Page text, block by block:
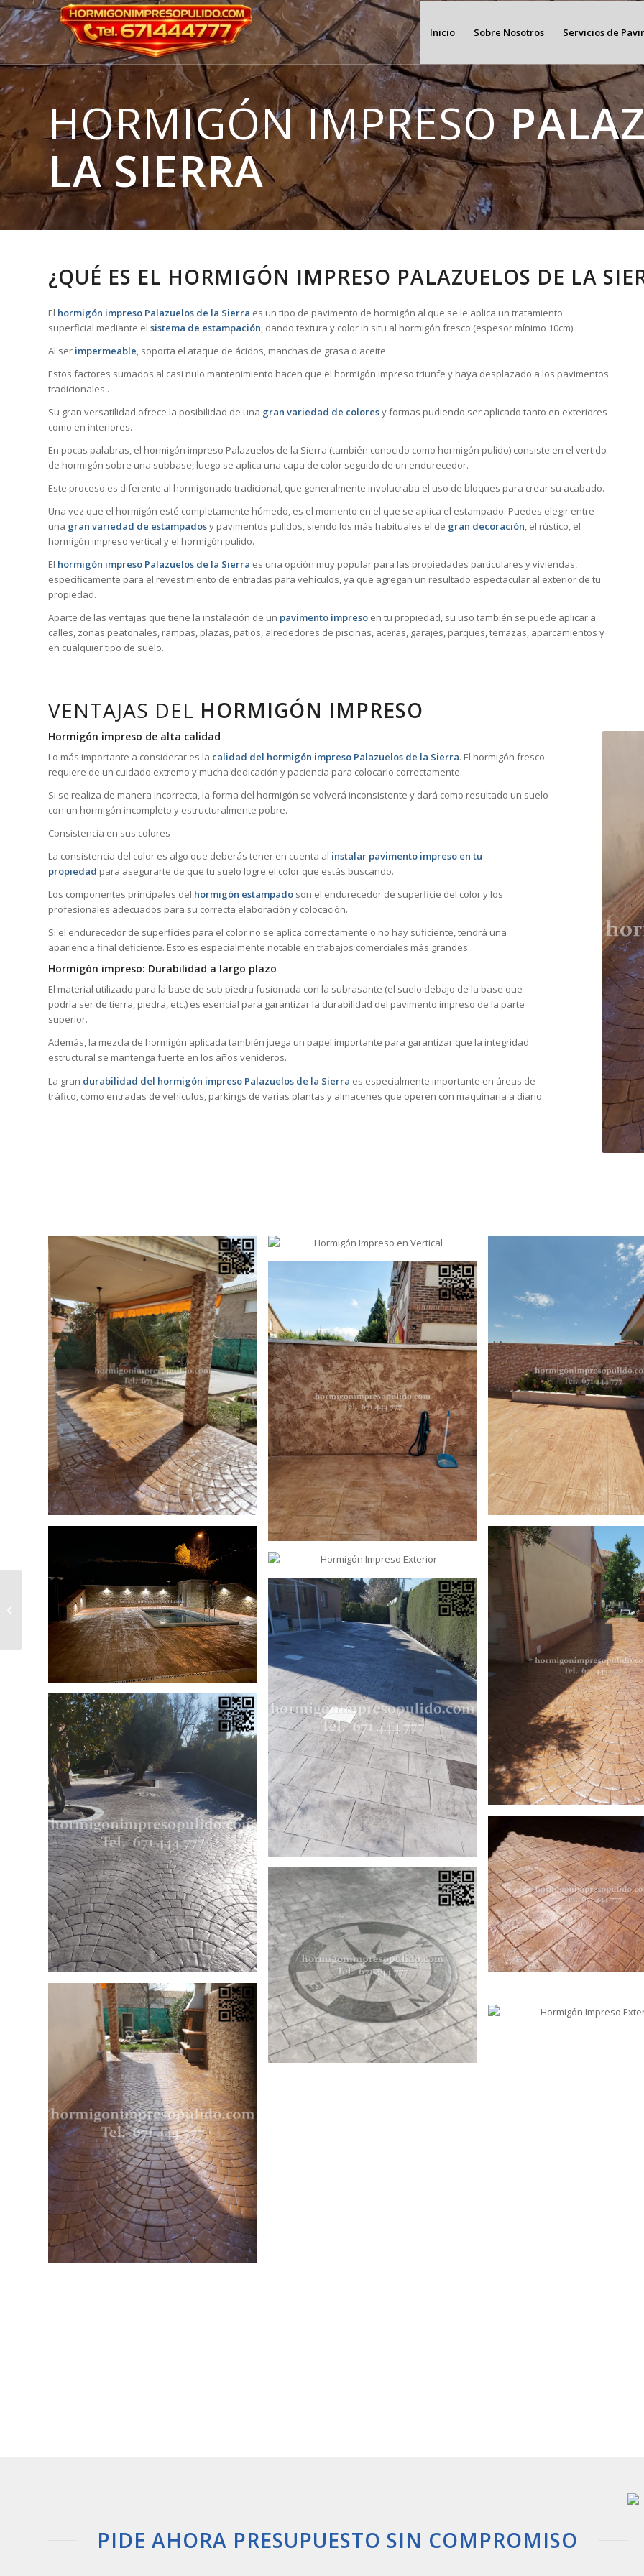
Inicio Sobre Nosotros Servicios de
HORMIGÓN IMPRESO
LA SIERRA
¿QUÉ ES EL HORMIGÓN IMPRESO PALAZUELOS DE LA
El hormigón impreso Palazuelos de la Sierra es un tipo de pavimento de hormigón al que se le aplica un tratamiento
superficial mediante el sistema de estampación, dando textura y color in situ al hormigón fresco (espesor mínimo 10cm).
Al ser impermeable, soporta el ataque de ácidos, manchas de grasa o aceite.
Estos factores sumados al casi nulo mantenimiento hacen que el hormigón impreso triunfe y haya desplazado a los pavimentos
tradicionales .
Su gran versatilidad ofrece la posibilidad de una gran variedad de coloresy formas pudiendo ser aplicado tanto en exteriores
como en interiores.
En pocas palabras, el hormigón impreso Palazuelos de la Sierra (también conocido como hormigón pulido) consiste en el vertido
de hormigón sobre una subbase, luego se aplica una capa de color seguido de un endurecedor.
Este proceso es diferente al hormigonado tradicional, que generalmente involucraba el uso de bloques para crear su acabado.
Una vez que el hormigón esté completamente húmedo, es el momento en el que se aplica el estampado. Puedes elegir entre
una gran variedad de estampadosy pavimentos pulidos, siendo los más habituales el de gran decoración, el rústico, el
hormigón impreso vertical y el hormigón pulido.
El hormigón impreso Palazuelos de la Sierra es una opción muy popular para las propiedades particulares y viviendas,
específicamente para el revestimiento de entradas para vehículos, ya que agregan un resultado espectacular al exterior de tu
propiedad.
Aparte de las ventajas que tiene la instalación de un pavimento impreso en tu propiedad, su uso también se puede aplicar a
calles, zonas peatonales, rampas, plazas, patios, alrededores de piscinas, aceras, garajes, parques, terrazas, aparcamientos y
en cualquier tipo de suelo.
VENTAJAS DEL HORMIGÓN IMPRESO
Hormigón impreso de alta calidad
Lo más importante a considerar es la calidad del hormigón impreso Palazuelos de la Sierra. El hormigón fresco
requiere de un cuidado extremo y mucha dedicación y paciencia para colocarlo correctamente.
Si se realiza de manera incorrecta, la forma del hormigón se volverá inconsistente y dará como resultado un suelo
con un hormigón incompleto y estructuralmente pobre.
Consistencia en sus colores
La consistencia del color es algo que deberás tener en cuenta al instalar pavimento impreso en tu
propiedad para asegurarte de que tu suelo logre el color que estás buscando.
Los componentes principales del hormigón estampado son el endurecedor de superficie del color y los
profesionales adecuados para su correcta elaboración y colocación.
Si el endurecedor de superficies para el color no se aplica correctamente o no hay suficiente, tendrá una
apariencia final deficiente. Esto es especialmente notable en trabajos comerciales más grandes.
Hormigón impreso: Durabilidad a largo plazo
El material utilizado para la base de sub piedra fusionada con la subrasante (el suelo debajo de la base que
podría ser de tierra, piedra, etc.) es esencial para garantizar la durabilidad del pavimento impreso de la parte
superior.
Además, la mezcla de hormigón aplicada también juega un papel importante para garantizar que la integridad
estructural se mantenga fuerte en los años venideros.
La gran durabilidad del hormigón impreso Palazuelos de la Sierra es especialmente importante en áreas de
tráfico, como entradas de vehículos, parkings de varias plantas y almacenes que operen con maquinaria a diario.
PIDE AHORA PRESUPUESTO SIN COMPROMISO
Hormigón Impreso Palacios de
Riopisuerga